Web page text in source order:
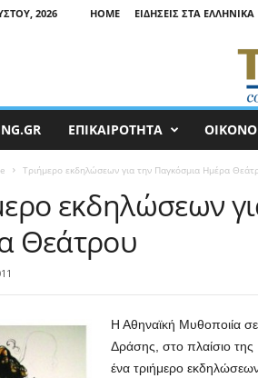
2026 HOME ΕΙΔΉΣΕΙΣ ΣΤΑ ΕΛΛΗΝΙΚΆ
ΕΠΙΚΑΙΡΟΤΗΤΑ
Τριήμερο εκδηλώσεων για την Παγκόσμια Ημέρα
εκδηλώσεων
Θεάτρου
Η Αθηναϊκή Μυθοποιία
Δράσης, στο πλαίσιο
ένα τριήμερο